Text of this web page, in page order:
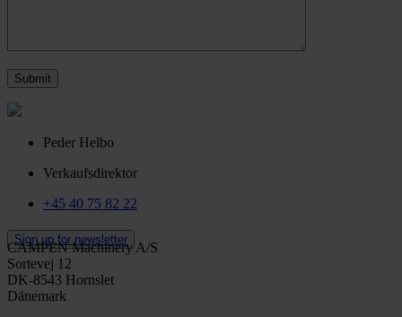
Peder Helbo
Verkaufsdirektor
+45 40 75 82 22
Sign up for newsletter
CAMPEN Machinery A/S
Sortevej 12
DK-8543 Hornslet
Dänemark